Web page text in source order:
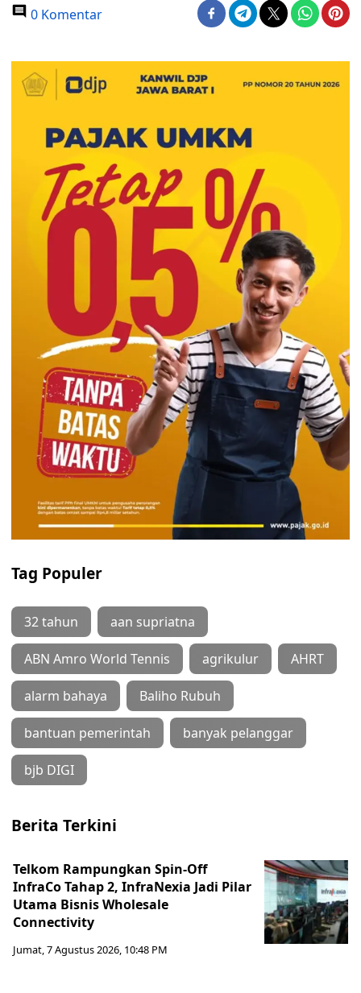
0 Komentar
Tag Populer
32 tahun aan supriatna
ABN Amro World Tennis agrikulur AHRT
alarm bahaya Baliho Rubuh
bantuan pemerintah banyak pelanggar
bjb DIGI
Berita Terkini
Telkom Rampungkan Spin-Off
InfraCo Tahap 2, InfraNexia Jadi Pilar
Utama Bisnis Wholesale
Connectivity
Jumat, 7 Agustus 2026, 10:48 PM